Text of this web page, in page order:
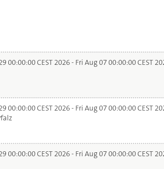
00:00:00 CEST 2026 - Fri Aug 07 00:00:00 CEST
00:00:00 CEST 2026 - Fri Aug 07 00:00:00 CEST
00:00:00 CEST 2026 - Fri Aug 07 00:00:00 CEST